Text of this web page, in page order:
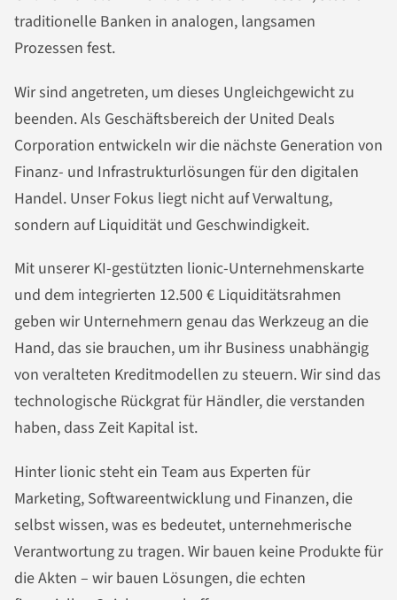
traditionelle Banken in analogen, langsamen
Prozessen fest.
Wir sind angetreten, um dieses Ungleichgewicht zu
beenden. Als Geschäftsbereich der United Deals
Corporation entwickeln wir die nächste Generation von
Finanz- und Infrastrukturlösungen für den digitalen
Handel. Unser Fokus liegt nicht auf Verwaltung,
sondern auf Liquidität und Geschwindigkeit.
Mit unserer KI-gestützten lionic-Unternehmenskarte
und dem integrierten 12.500 € Liquiditätsrahmen
geben wir Unternehmern genau das Werkzeug an die
Hand, das sie brauchen, um ihr Business unabhängig
von veralteten Kreditmodellen zu steuern. Wir sind das
technologische Rückgrat für Händler, die verstanden
haben, dass Zeit Kapital ist.
Hinter lionic steht ein Team aus Experten für
Marketing, Softwareentwicklung und Finanzen, die
selbst wissen, was es bedeutet, unternehmerische
Verantwortung zu tragen. Wir bauen keine Produkte für
die Akten – wir bauen Lösungen, die echten